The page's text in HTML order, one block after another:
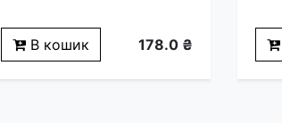
В кошик 178.0 ₴